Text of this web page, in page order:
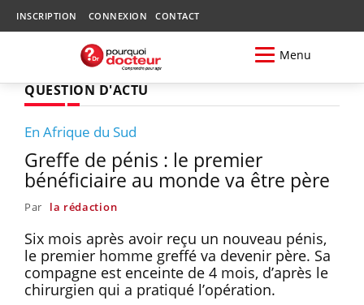
INSCRIPTION CONNEXION CONTACT
Menu
QUESTION D'ACTU
En Afrique du Sud
Greffe de pénis : le premier
bénéficiaire au monde va être père
Par la rédaction
Six mois après avoir reçu un nouveau pénis,
le premier homme greffé va devenir père. Sa
compagne est enceinte de 4 mois, d’après le
chirurgien qui a pratiqué l’opération.